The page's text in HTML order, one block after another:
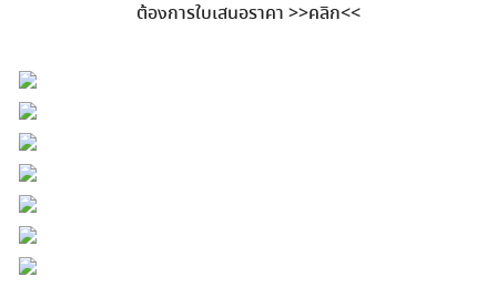
ต้องการใบเสนอราคา >>คลิก<<